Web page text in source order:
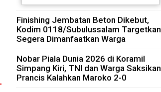
Finishing Jembatan Beton Dikebut,
Kodim 0118/Subulussalam Targetkan
Segera Dimanfaatkan Warga
Nobar Piala Dunia 2026 di Koramil
Simpang Kiri, TNI dan Warga Saksikan
Prancis Kalahkan Maroko 2-0